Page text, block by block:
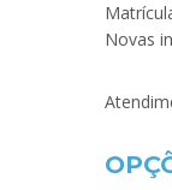
Novas